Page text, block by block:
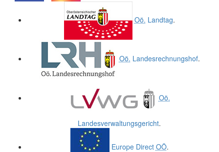
Oö. Landtag.
Oö. Landesrechnungshof.
Oö.
Landesverwaltungsgericht.
Europe Direct OÖ.